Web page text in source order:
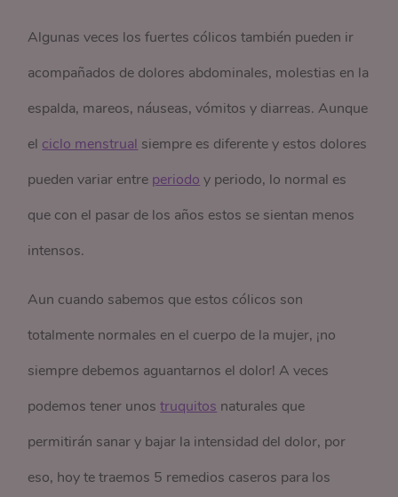
Algunas veces los fuertes cólicos también pueden ir
acompañados de dolores abdominales, molestias en la
espalda, mareos, náuseas, vómitos y diarreas. Aunque
el ciclo menstrual siempre es diferente y estos dolores
pueden variar entre periodo y periodo, lo normal es
que con el pasar de los años estos se sientan menos
intensos.
Aun cuando sabemos que estos cólicos son
totalmente normales en el cuerpo de la mujer, ¡no
siempre debemos aguantarnos el dolor! A veces
podemos tener unostruquitos naturales que
permitirán sanar y bajar la intensidad del dolor, por
eso, hoy te traemos 5 remedios caseros para los